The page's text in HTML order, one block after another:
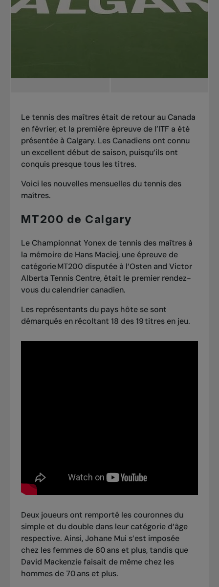
Le tennis des maîtres était de retour au Canada
en février, et la première épreuve de l’ITF a été
présentée à Calgary. Les Canadiens ont connu
un excellent début de saison, puisqu’ils ont
conquis presque tous les titres.
Voici lesnouvelles mensuelles du tennis des
maîtres.
MT200 de Calgary
Le Championnat Yonex de tennis des maîtres à
la mémoire de Hans Maciej, une épreuve de
catégorie MT200 disputée à l’Osten and Victor
Alberta Tennis Centre, était le premier rendez-
vous du calendrier canadien.
Les représentants du pays hôte se sont
démarqués en récoltant 18 des 19 titres en jeu.
Deux joueurs ont remporté les couronnes du
simple et du double dans leur catégorie d’âge
respective. Ainsi, Johane Mui s’est imposée
chez les femmes de 60 ans et plus, tandis que
David Mackenzie faisait de même chez les
hommes de 70 ans et plus.